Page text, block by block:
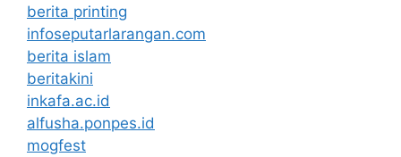
berita printing
infoseputarlarangan.com
berita islam
beritakini
inkafa.ac.id
alfusha.ponpes.id
mogfest